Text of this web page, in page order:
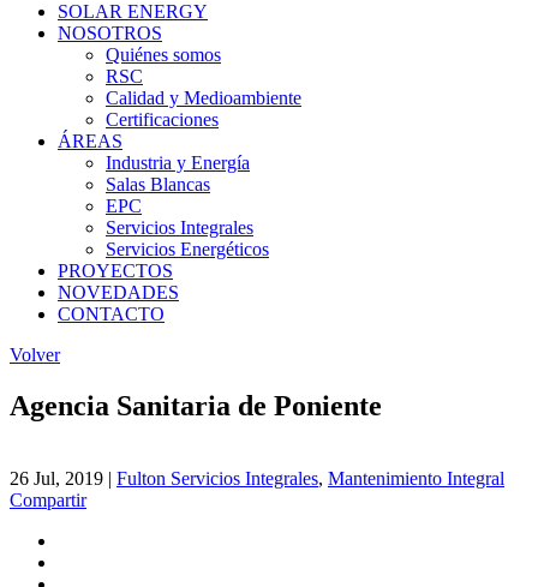
SOLAR ENERGY
NOSOTROS
Quiénes somos
RSC
Calidad y Medioambiente
Certificaciones
ÁREAS
Industria y Energía
Salas Blancas
EPC
Servicios Integrales
Servicios Energéticos
PROYECTOS
NOVEDADES
CONTACTO
Volver
Agencia Sanitaria de Poniente
26 Jul, 2019 | Fulton Servicios Integrales, Mantenimiento Integral
Compartir